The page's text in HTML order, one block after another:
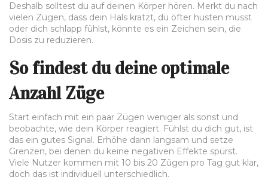
Deshalb solltest du auf deinen Körper hören. Merkt du nach
vielen Zügen, dass dein Hals kratzt, du öfter husten musst
oder dich schlapp fühlst, könnte es ein Zeichen sein, die
Dosis zu reduzieren.
So findest du deine optimale
Anzahl Züge
Start einfach mit ein paar Zügen weniger als sonst und
beobachte, wie dein Körper reagiert. Fühlst du dich gut, ist
das ein gutes Signal. Erhöhe dann langsam und setze
Grenzen, bei denen du keine negativen Effekte spürst.
Viele Nutzer kommen mit 10 bis 20 Zügen pro Tag gut klar,
doch das ist individuell unterschiedlich.